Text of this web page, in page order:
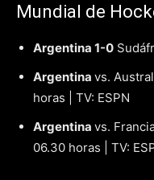
Mundial de
Argentina 1-0
Argentina vs.
horas | TV: ESPN
Argentina vs.
06.30 horas | TV: